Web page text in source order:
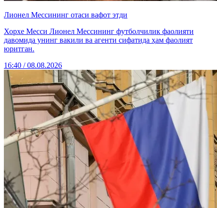
Лионел Мессининг отаси вафот этди
Хорхе Месси Лионел Мессининг футболчилик фаолияти
давомида унинг вакили ва агенти сифатида ҳам фаолият
юритган.
16:40 / 08.08.2026